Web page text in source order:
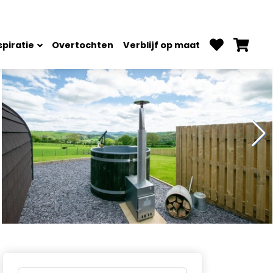
Overtochten Verblijf op maat